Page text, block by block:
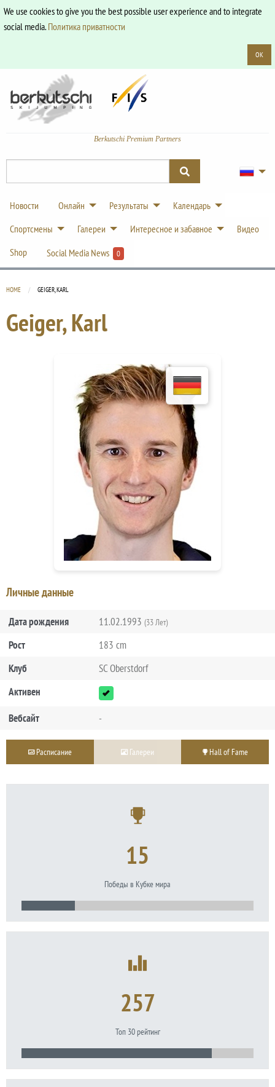
We use cookies to give you the best possible user experience and to integrate
social media.Политика приватности
OK
Berkutschi Premium Partners
Новости Онлайн Результаты
Календарь
Спортсмены
Галереи Интересное и забавное
Видео
Shop
Social Media News 0
HOME CURRENT:
GEIGER, KARL
Geiger, Karl
Личные данные
Дата рождения 11.02.1993 (33 Лет)
Рост
183 cm
Клуб
SC Oberstdorf
Активен
Вебсайт
-
Расписание Галереи Hall of Fame
15
Победы в Кубке мира
257
Топ 30 рейтинг